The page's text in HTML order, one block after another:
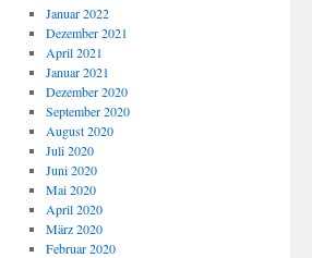
Januar 2022
Dezember 2021
April 2021
Januar 2021
Dezember 2020
September 2020
August 2020
Juli 2020
Juni 2020
Mai 2020
April 2020
März 2020
Februar 2020